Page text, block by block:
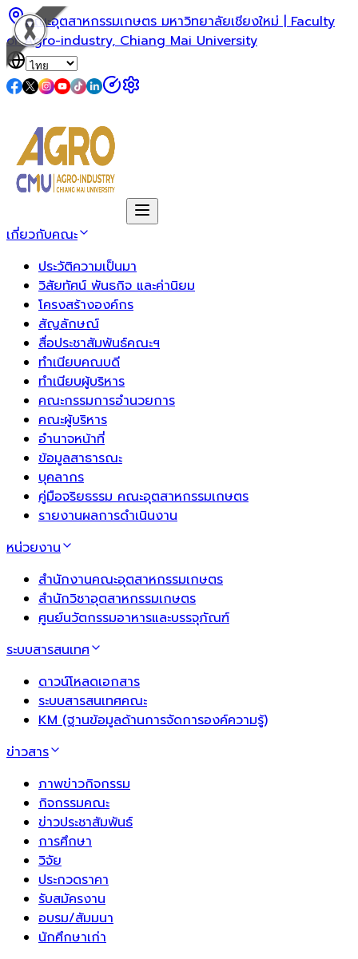
คณะอุตสาหกรรมเกษตร มหาวิทยาลัยเชียงใหม่ | Faculty
of Agro-industry, Chiang Mai University
เกี่ยวกับคณะ
ประวัติความเป็นมา
วิสัยทัศน์ พันธกิจ และค่านิยม
โครงสร้างองค์กร
สัญลักษณ์
สื่อประชาสัมพันธ์คณะฯ
ทำเนียบคณบดี
ทำเนียบผู้บริหาร
คณะกรรมการอำนวยการ
คณะผู้บริหาร
อำนาจหน้าที่
ข้อมูลสาธารณะ
บุคลากร
คู่มือจริยธรรม คณะอุตสาหกรรมเกษตร
รายงานผลการดำเนินงาน
หน่วยงาน
สำนักงานคณะอุตสาหกรรมเกษตร
สำนักวิชาอุตสาหกรรมเกษตร
ศูนย์นวัตกรรมอาหารและบรรจุภัณฑ์
ระบบสารสนเทศ
ดาวน์โหลดเอกสาร
ระบบสารสนเทศคณะ
KM (ฐานข้อมูลด้านการจัดการองค์ความรู้)
ข่าวสาร
ภาพข่าวกิจกรรม
กิจกรรมคณะ
ข่าวประชาสัมพันธ์
การศึกษา
วิจัย
ประกวดราคา
รับสมัครงาน
อบรม/สัมมนา
นักศึกษาเก่า